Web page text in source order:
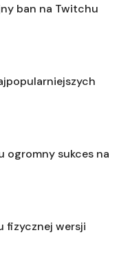
ban na Twitchu
ogromny sukces na
fizycznej wersji